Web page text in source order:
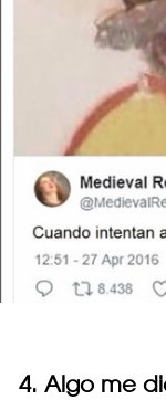
4. Algo me